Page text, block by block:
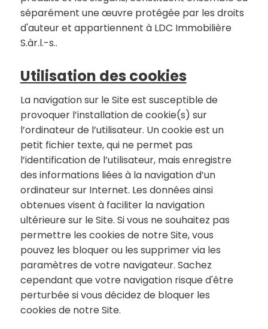
séparément une œuvre protégée par les droits
d'auteur et appartiennent à LDC Immobilière
S.àr.l.-s..
Utilisation des cookies
La navigation sur le Site est susceptible de
provoquer l’installation de cookie(s) sur
l’ordinateur de l’utilisateur. Un cookie est un
petit fichier texte, qui ne permet pas
l’identification de l’utilisateur, mais enregistre
des informations liées à la navigation d’un
ordinateur sur Internet. Les données ainsi
obtenues visent à faciliter la navigation
ultérieure sur le Site. Si vous ne souhaitez pas
permettre les cookies de notre Site, vous
pouvez les bloquer ou les supprimer via les
paramètres de votre navigateur. Sachez
cependant que votre navigation risque d'être
perturbée si vous décidez de bloquer les
cookies de notre Site.